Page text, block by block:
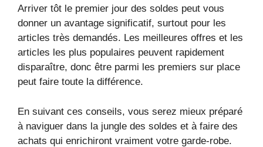
Arriver tôt le premier jour des soldes peut vous
donner un avantage significatif, surtout pour les
articles très demandés. Les meilleures offres et les
articles les plus populaires peuvent rapidement
disparaître, donc être parmi les premiers sur place
peut faire toute la différence.
En suivant ces conseils, vous serez mieux préparé
à naviguer dans la jungle des soldes et à faire des
achats qui enrichiront vraiment votre garde-robe.